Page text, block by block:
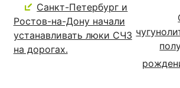
Санкт-Петербург и
Ростов-на-Дону начали
устанавливать люки СЧЗ
на дорогах.